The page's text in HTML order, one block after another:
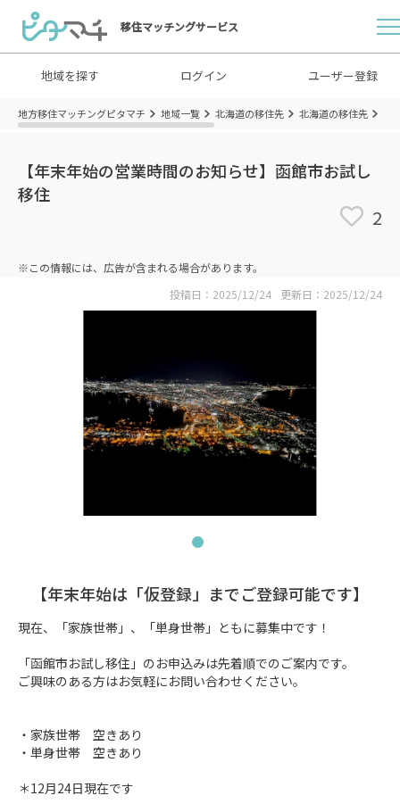
移住マッチングサービス
地域を探す ログイン ユーザー登録
地方移住マッチングピタマチ 地域一覧 北海道の移住先 北海道の移住先
【年末年始の営業時間のお知らせ】函館市お試し
移住
2
※この情報には、広告が含まれる場合があります。
投稿日：2025/12/24
更新日：2025/12/24
【年末年始は「仮登録」までご登録可能です】
現在、「家族世帯」、「単身世帯」ともに募集中です！
「函館市お試し移住」のお申込みは先着順でのご案内です。
ご興味のある方はお気軽にお問い合わせください。
・家族世帯　空きあり
・単身世帯　空きあり
＊12月24日現在です